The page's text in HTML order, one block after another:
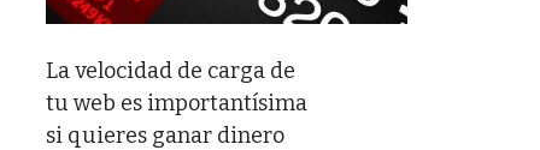
La velocidad de carga de
tu web es importantísima
si quieres ganar dinero